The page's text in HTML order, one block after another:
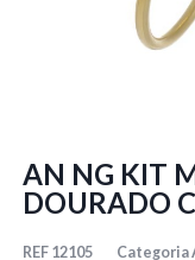
AN NG KIT
DOURADO
REF 12105 Categoria